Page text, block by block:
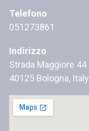
Telefono
051273861
Indirizzo
Strada Maggiore 44
40125 Bologna, Italy